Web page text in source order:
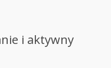
i aktywny